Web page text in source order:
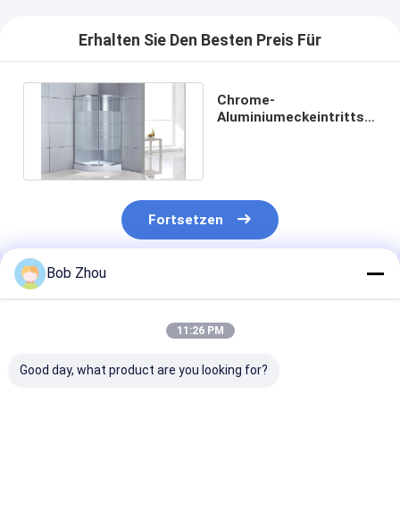
Erhalten Sie Den Besten Preis Für
Chrome-
Aluminiumeckeintritts-
Fortsetzen
Empfohlene Produkte
Bob Zhou
11:26 PM
Good day, what product are you looking for?